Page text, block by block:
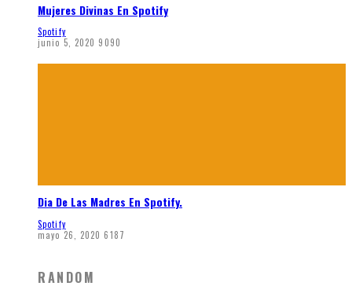
Mujeres Divinas En Spotify
Spotify
junio 5, 2020 9090
Dia De Las Madres En Spotify.
Spotify
mayo 26, 2020 6187
RANDOM